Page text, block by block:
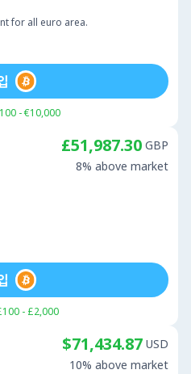
for all euro area.
- €10,000
£51,987.30 GBP
8% above market
- £2,000
$71,434.87 USD
10% above market